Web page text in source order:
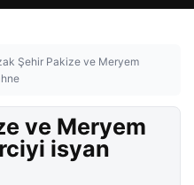
Şehir Pakize ve Meryem
ve Meryem
isyan